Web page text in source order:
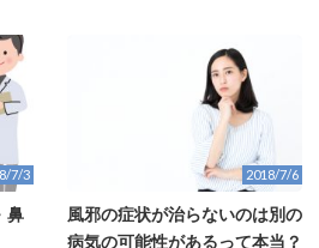
7/3
鼻
2018/7/6
風邪の症状が治らないのは別の
病気の可能性があるって本当？